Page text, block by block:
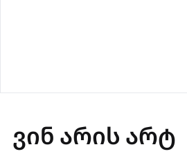
ვინ არის არტ